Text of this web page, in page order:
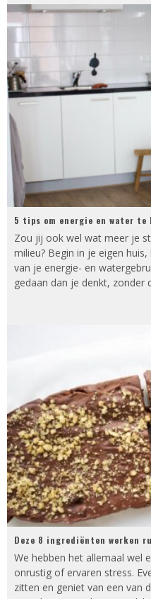
5 tips om energie en water te
Zou jij ook wel wat meer je
milieu? Begin in je eigen
van je energie- en
gedaan dan je denkt, zonder
Deze 8 ingrediënten werken
We hebben het allemaal wel
onrustig of ervaren stress.
zitten en geniet van een van